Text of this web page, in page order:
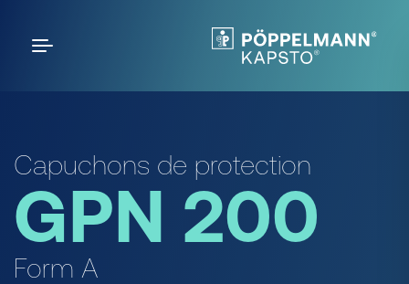
Capuchons de protection
GPN 200
Form A